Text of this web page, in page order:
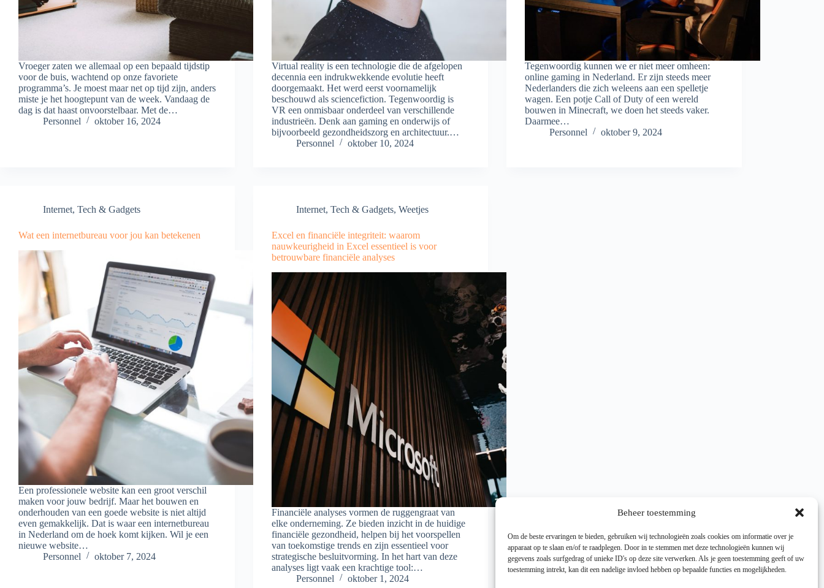
Beheer toestemming
Om de beste ervaringen te bieden, gebruiken wij technologieën zoals cookies om informatie over je
apparaat op te slaan en/of te raadplegen. Door in te stemmen met deze technologieën kunnen wij
gegevens zoals surfgedrag of unieke ID's op deze site verwerken. Als je geen toestemming geeft of uw
toestemming intrekt, kan dit een nadelige invloed hebben op bepaalde functies en mogelijkheden.
Vroeger zaten we allemaal op een bepaald tijdstip
voor de buis, wachtend op onze favoriete
programma’s. Je moest maar net op tijd zijn, anders
miste je het hoogtepunt van de week. Vandaag de
dag is dat haast onvoorstelbaar. Met de…
Personnel
oktober 16, 2024
Virtual reality is een technologie die de afgelopen
decennia een indrukwekkende evolutie heeft
doorgemaakt. Het werd eerst voornamelijk
beschouwd als sciencefiction. Tegenwoordig is
VR een onmisbaar onderdeel van verschillende
industrieën. Denk aan gaming en onderwijs of
bijvoorbeeld gezondheidszorg en architectuur.…
Personnel
oktober 10, 2024
Tegenwoordig kunnen we er niet meer omheen:
online gaming in Nederland. Er zijn steeds meer
Nederlanders die zich weleens aan een spelletje
wagen. Een potje Call of Duty of een wereld
bouwen in Minecraft, we doen het steeds vaker.
Daarmee…
Personnel
oktober 9, 2024
Internet, Tech & Gadgets
Wat een internetbureau voor jou kan betekenen
Een professionele website kan een groot verschil
maken voor jouw bedrijf. Maar het bouwen en
onderhouden van een goede website is niet altijd
even gemakkelijk. Dat is waar een internetbureau
in Nederland om de hoek komt kijken. Wil je een
nieuwe website…
Personnel
oktober 7, 2024
Internet,Tech & Gadgets,Weetjes
Excel en financiële integriteit: waarom
nauwkeurigheid in Excel essentieel is voor
betrouwbare financiële analyses
Financiële analyses vormen de ruggengraat van
elke onderneming. Ze bieden inzicht in de huidige
financiële gezondheid, helpen bij het voorspellen
van toekomstige trends en zijn essentieel voor
strategische besluitvorming. In het hart van deze
analyses ligt vaak een krachtige tool:…
Personnel
oktober 1, 2024